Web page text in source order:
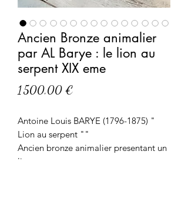
Ancien Bronze animalier
par AL Barye : le lion au
serpent XIX eme
1 500,00 €
Antoine Louis BARYE (1796-1875) "
Lion au serpent ""
Ancien bronze animalier presentant un
lion terrassant un serpent